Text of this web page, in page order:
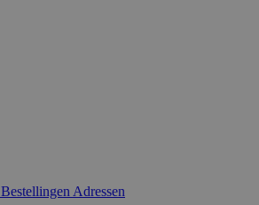
Bestellingen Adressen